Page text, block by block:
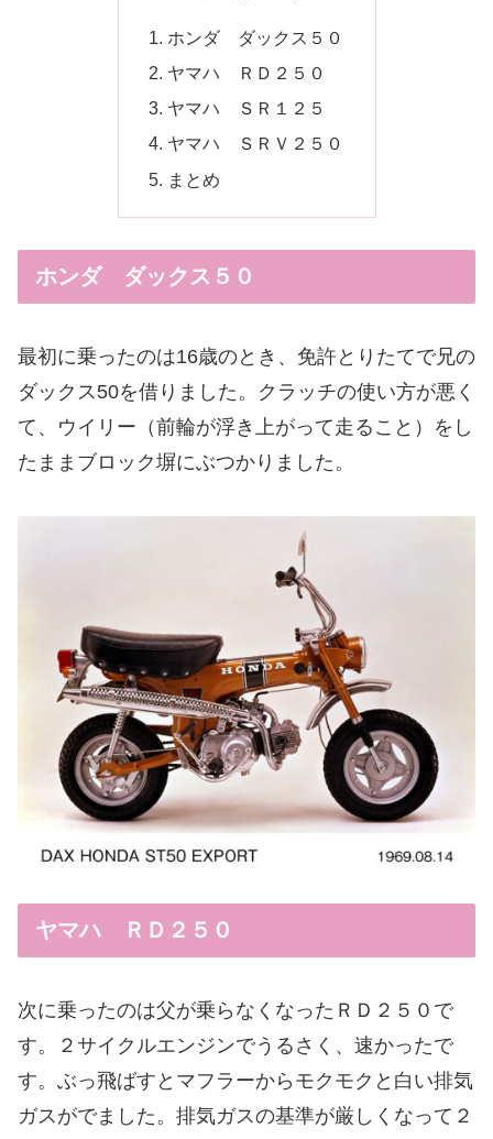
ホンダ ダックス５０
ヤマハ ＲＤ２５０
ヤマハ ＳＲ１２５
ヤマハ ＳＲＶ２５０
まとめ
ホンダ ダックス５０
最初に乗ったのは16歳のとき、免許とりたてで兄の
ダックス50を借りました。クラッチの使い方が悪く
て、ウイリー（前輪が浮き上がって走ること）をし
たままブロック塀にぶつかりました。
ヤマハ ＲＤ２５０
次に乗ったのは父が乗らなくなったＲＤ２５０で
す。２サイクルエンジンでうるさく、速かったで
す。ぶっ飛ばすとマフラーからモクモクと白い排気
ガスがでました。排気ガスの基準が厳しくなって２